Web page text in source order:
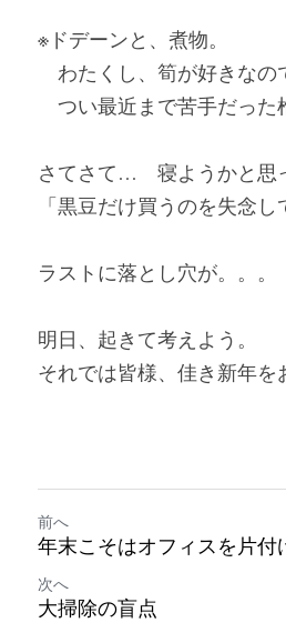
※ドデーンと、煮物。
わたくし、筍が好きなの
つい最近まで苦手だった
さてさて…　寝ようかと思
「黒豆だけ買うのを失念
ラストに落とし穴が。。。
明日、起きて考えよう。
それでは皆様、佳き新年を
前へ
年末こそはオフィスを片付
次へ
大掃除の盲点